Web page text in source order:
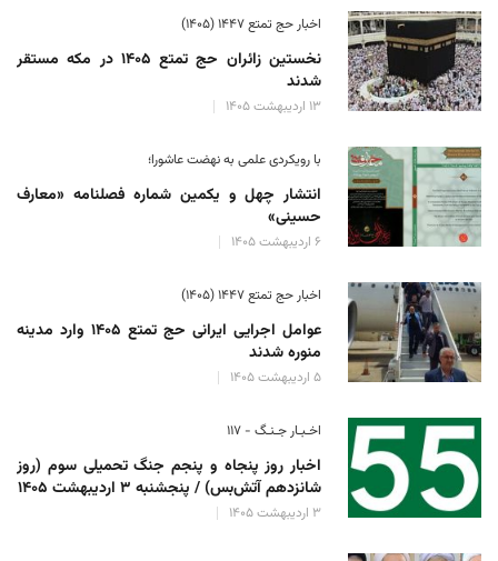
اخبار حج تمتع ۱۴۴۷ (۱۴۰۵)
نخستین زائران حج تمتع ۱۴۰۵ در مکه مستقر
شدند
۱۳ اردیبهشت ۱۴۰۵
با رویکردی علمی به نهضت عاشورا؛
انتشار چهل و یکمین شماره فصلنامه «معارف
حسینی»
۶ اردیبهشت ۱۴۰۵
اخبار حج تمتع ۱۴۴۷ (۱۴۰۵)
عوامل اجرایی ایرانی حج تمتع ۱۴۰۵ وارد مدینه
منوره ‌شدند
۵ اردیبهشت ۱۴۰۵
اخـبـار جـنـگ - ۱۱۷
اخبار روز پنجاه و پنجم جنگ تحمیلی سوم (روز
شانزدهم آتش‌بس) / پنجشنبه ۳ اردیبهشت ۱۴۰۵
۳ اردیبهشت ۱۴۰۵